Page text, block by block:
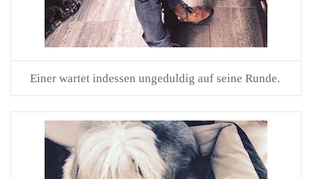
Einer wartet indessen ungeduldig auf seine Runde.